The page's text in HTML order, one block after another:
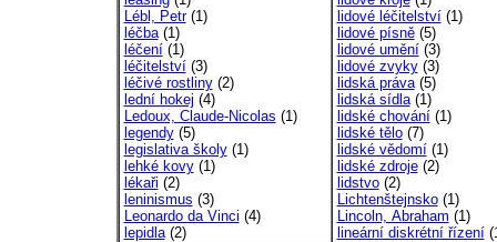
Lébl, Petr(1)
léčba(1)
léčení(1)
léčitelství(3)
léčivé rostliny(2)
lední hokej (4)
Ledoux, Claude-Nicolas (1)
legendy(5)
legislativa školy(1)
lehké kovy(1)
lékaři (2)
leninismus (3)
Leonardo da Vinci (4)
lepidla(2)
lidové léčitelství(1)
lidové písně(5)
lidové umění(3)
lidové zvyky(3)
lidská práva(5)
lidská sídla(1)
lidské chování(1)
lidské tělo(7)
lidské vědomí(1)
lidské zdroje(2)
lidstvo(2)
Lichtenštejnsko(1)
Lincoln, Abraham (1)
lineární diskrétní řízení